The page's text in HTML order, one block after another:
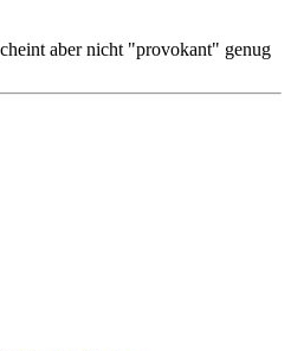
aber nicht "provokant" genug